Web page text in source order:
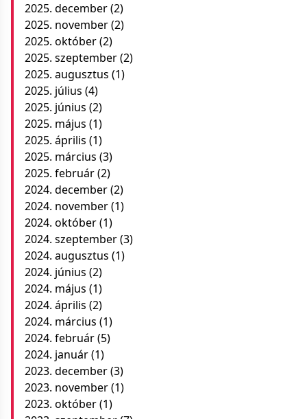
2025. december(2)
2025. november(2)
2025. október(2)
2025. szeptember(2)
2025. augusztus (1)
2025. július (4)
2025. június (2)
2025. május (1)
2025. április (1)
2025. március (3)
2025. február(2)
2024. december(2)
2024. november(1)
2024. október(1)
2024. szeptember(3)
2024. augusztus (1)
2024. június (2)
2024. május (1)
2024. április (2)
2024. március (1)
2024. február(5)
2024. január(1)
2023. december(3)
2023. november(1)
2023. október(1)